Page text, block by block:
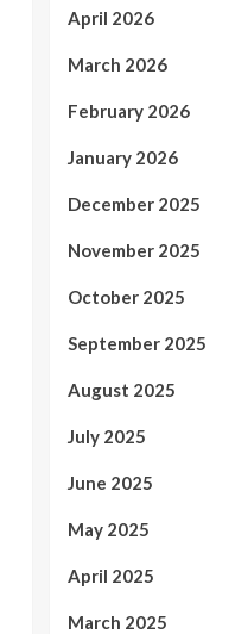
April 2026
March 2026
February 2026
January 2026
December 2025
November 2025
October 2025
September 2025
August 2025
July 2025
June 2025
May 2025
April 2025
March 2025